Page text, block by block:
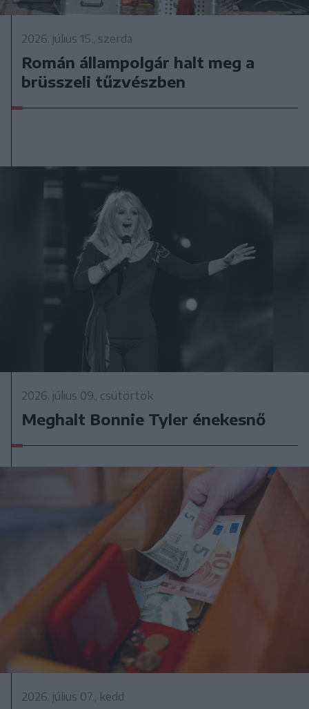
2026. július 15., szerda
Román állampolgár halt meg a
brüsszeli tűzvészben
2026. július 09., csütörtök
Meghalt Bonnie Tyler énekesnő
2026. július 07., kedd